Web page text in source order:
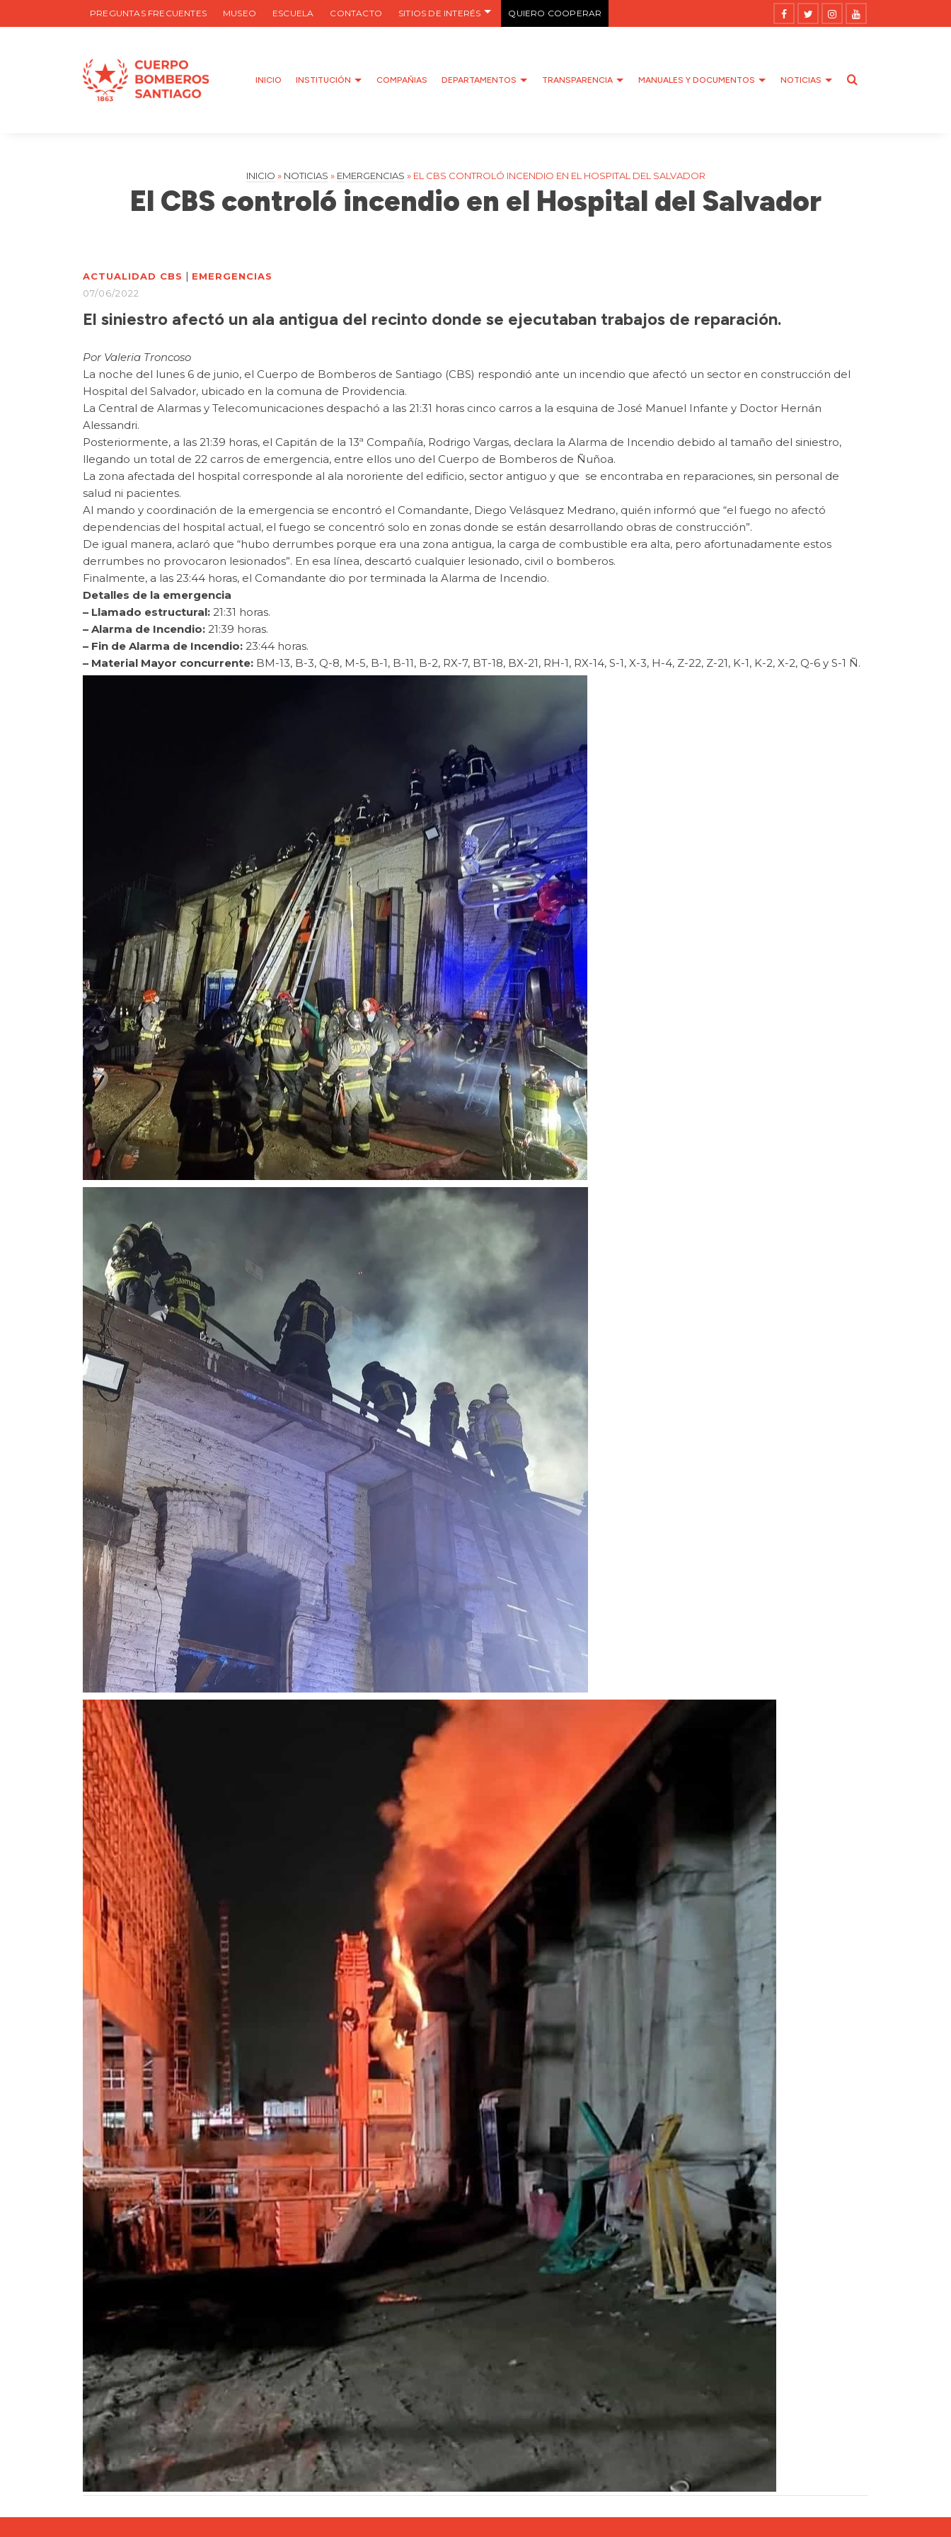
PREGUNTAS FRECUENTES MUSEO ESCUELA CONTACTO SITIOS DE INTERÉS QUIERO COOPERAR
INICIO INSTITUCIÓN COMPAÑIAS DEPARTAMENTOS TRANSPARENCIA MANUALES Y DOCUMENTOS NOTICIAS
INICIO » NOTICIAS » EMERGENCIAS » EL CBS CONTROLÓ INCENDIO EN EL HOSPITAL DEL SALVADOR
El CBS controló incendio en el Hospital del Salvador
ACTUALIDAD CBS | EMERGENCIAS
07/06/2022
El siniestro afectó un ala antigua del recinto donde se ejecutaban trabajos de reparación.
Por Valeria Troncoso
La noche del lunes 6 de junio, el Cuerpo de Bomberos de Santiago (CBS) respondió ante un incendio que afectó un sector en construcción del
Hospital del Salvador, ubicado en la comuna de Providencia.
La Central de Alarmas y Telecomunicaciones despachó a las 21:31 horas cinco carros a la esquina de José Manuel Infante y Doctor Hernán
Alessandri.
Posteriormente, a las 21:39 horas, el Capitán de la 13ª Compañía, Rodrigo Vargas, declara la Alarma de Incendio debido al tamaño del siniestro,
llegando un total de 22 carros de emergencia, entre ellos uno del Cuerpo de Bomberos de Ñuñoa.
La zona afectada del hospital corresponde al ala nororiente del edificio, sector antiguo y que se encontraba en reparaciones, sin personal de
salud ni pacientes.
Al mando y coordinación de la emergencia se encontró el Comandante, Diego Velásquez Medrano, quién informó que “el fuego no afectó
dependencias del hospital actual, el fuego se concentró solo en zonas donde se están desarrollando obras de construcción”.
De igual manera, aclaró que “hubo derrumbes porque era una zona antigua, la carga de combustible era alta, pero afortunadamente estos
derrumbes no provocaron lesionados”. En esa línea, descartó cualquier lesionado, civil o bomberos.
Finalmente, a las 23:44 horas, el Comandante dio por terminada la Alarma de Incendio.
Detalles de la emergencia
– Llamado estructural: 21:31 horas.
– Alarma de Incendio: 21:39 horas.
– Fin de Alarma de Incendio: 23:44 horas.
– Material Mayor concurrente: BM-13, B-3, Q-8, M-5, B-1, B-11, B-2, RX-7, BT-18, BX-21, RH-1, RX-14, S-1, X-3, H-4, Z-22, Z-21, K-1, K-2, X-2, Q-6 y S-1 Ñ.